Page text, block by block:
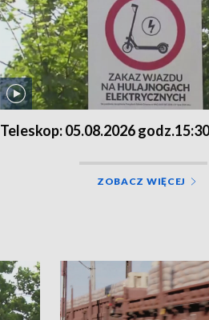
Teleskop: 05.08.2026 godz.15:30
ZOBACZ WIĘCEJ